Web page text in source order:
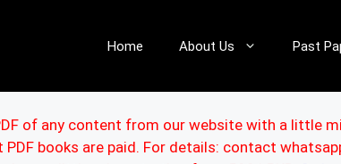
Home About Us Past
of any content from our website with a little
PDF books are paid. For details: contact